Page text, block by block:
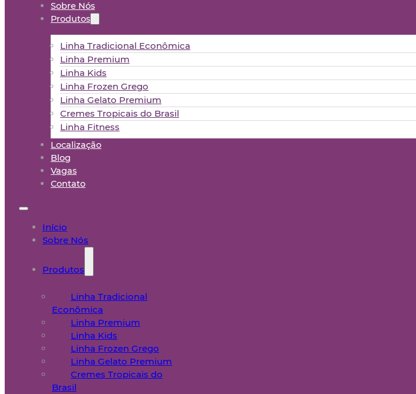
Sobre Nós
Produtos
Linha Tradicional Econômica
Linha Premium
Linha Kids
Linha Frozen Grego
Linha Gelato Premium
Cremes Tropicais do Brasil
Linha Fitness
Localização
Blog
Vagas
Contato
Início
Sobre Nós
Produtos
Linha Tradicional
Econômica
Linha Premium
Linha Kids
Linha Frozen Grego
Linha Gelato Premium
Cremes Tropicais do
Brasil